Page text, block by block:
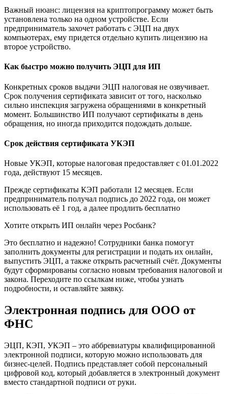
Важный нюанс: лицензия на криптопрограмму может быть
установлена только на одном устройстве. Если
предприниматель захочет работать с ЭЦП на двух
компьютерах, ему придется отдельно купить лицензию на
второе устройство.
Как быстро можно получить ЭЦП для ИП
Конкретных сроков выдачи ЭЦП налоговая не озвучивает.
Срок получения сертификата зависит от того, насколько
сильно инспекция загружена обращениями в конкретный
момент. Большинство ИП получают сертификаты в день
обращения, но иногда приходится подождать дольше.
Срок действия сертификата УКЭП
Новые УКЭП, которые налоговая предоставляет с 01.01.2022
года, действуют 15 месяцев.
Прежде сертификаты КЭП работали 12 месяцев. Если
предприниматель получал подпись до 2022 года, он может
использовать её 1 год, а далее продлить бесплатно
Хотите открыть ИП онлайн через Росбанк?
Это бесплатно и надежно! Сотрудники банка помогут
заполнить документы для регистрации и подать их онлайн,
выпустить ЭЦП, а также открыть расчетный счёт. Документы
будут сформированы согласно новым требования налоговой и
закона. Переходите по ссылкам ниже, чтобы узнать
подробности, и оставляйте заявку.
Электронная подпись для ООО от
ФНС
ЭЦП, КЭП, УКЭП – это аббревиатуры квалифицированной
электронной подписи, которую можно использовать для
бизнес-целей. Подпись представляет собой персональный
цифровой код, который добавляется в электронный документ
вместо стандартной подписи от руки.